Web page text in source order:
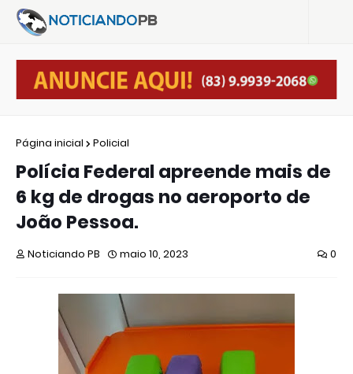
Página inicial Policial
Polícia Federal apreende mais de
6 kg de drogas no aeroporto de
João Pessoa.
Noticiando PB maio 10, 2023 0